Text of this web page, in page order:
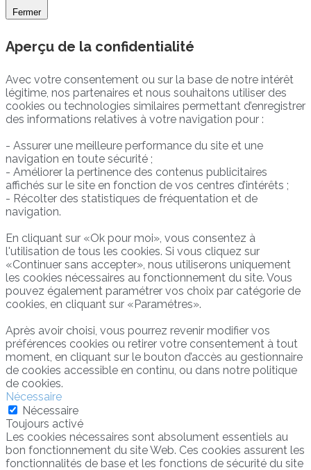
Fermer
Aperçu de la confidentialité
Avec votre consentement ou sur la base de notre intérêt
légitime, nos partenaires et nous souhaitons utiliser des
cookies ou technologies similaires permettant d’enregistrer
des informations relatives à votre navigation pour :
- Assurer une meilleure performance du site et une
navigation en toute sécurité ;
- Améliorer la pertinence des contenus publicitaires
affichés sur le site en fonction de vos centres d’intérêts ;
- Récolter des statistiques de fréquentation et de
navigation.
En cliquant sur «Ok pour moi», vous consentez à
l'utilisation de tous les cookies. Si vous cliquez sur
«Continuer sans accepter», nous utiliserons uniquement
les cookies nécessaires au fonctionnement du site. Vous
pouvez également paramétrer vos choix par catégorie de
cookies, en cliquant sur «Paramétres».
Après avoir choisi, vous pourrez revenir modifier vos
préférences cookies ou retirer votre consentement à tout
moment, en cliquant sur le bouton d’accès au gestionnaire
de cookies accessible en continu, ou dans notre politique
de cookies.
Nécessaire
Nécessaire
Toujours activé
Les cookies nécessaires sont absolument essentiels au
bon fonctionnement du site Web. Ces cookies assurent les
fonctionnalités de base et les fonctions de sécurité du site